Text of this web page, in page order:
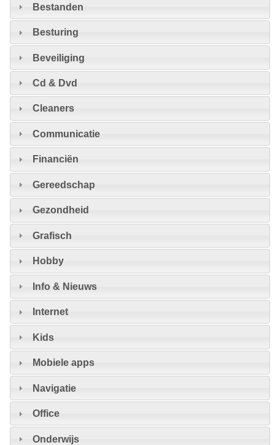
Bestanden
Besturing
Beveiliging
Cd & Dvd
Cleaners
Communicatie
Financiën
Gereedschap
Gezondheid
Grafisch
Hobby
Info & Nieuws
Internet
Kids
Mobiele apps
Navigatie
Office
Onderwijs